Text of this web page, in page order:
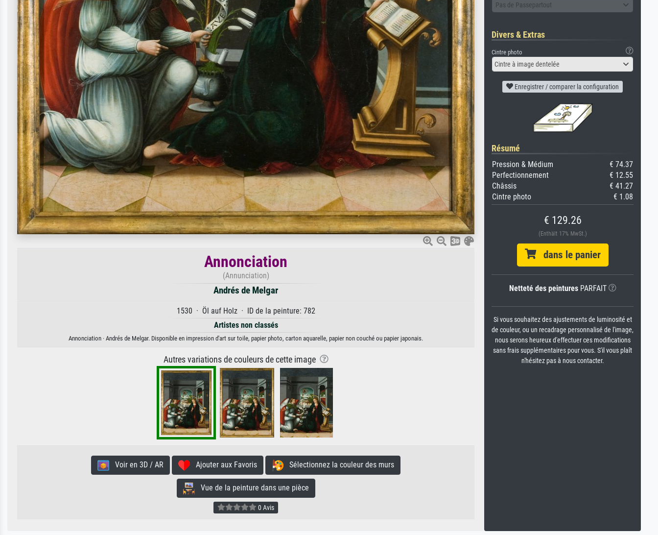
Annonciation
(Annunciation)
Andrés de Melgar
1530 · Öl auf Holz · ID de la peinture: 782
Artistes non classés
Annonciation · Andrés de Melgar. Disponible en impression d'art sur toile, papier photo, carton aquarelle, papier non couché ou papier japonais.
Autres variations de couleurs de cette image
Voir en 3D / AR Ajouter aux Favoris Sélectionnez la couleur des murs
Vue de la peinture dans une pièce
0 Avis
Pas de Passepartout
Divers & Extras
Cintre photo
Cintre à image dentelée
Enregistrer / comparer la configuration
Résumé
Pression & Médium
€ 74.37
Perfectionnement
€ 12.55
Châssis
€ 41.27
Cintre photo
€ 1.08
€ 129.26
(Enthält 17% MwSt.)
dans le panier
Netteté des peinturesPARFAIT
Si vous souhaitez des ajustements de luminosité et
de couleur, ou un recadrage personnalisé de l'image,
nous serons heureux d'effectuer ces modifications
sans frais supplémentaires pour vous. S'il vous plaît
n'hésitez pas à nous contacter.